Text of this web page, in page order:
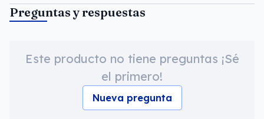
Preguntas y respuestas
Este producto no tiene preguntas ¡Sé
el primero!
Nueva pregunta